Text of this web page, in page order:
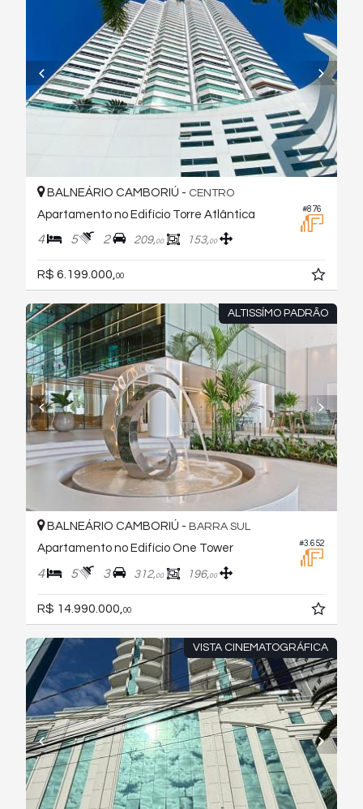
#876
BALNEÁRIO CAMBORIÚ - CENTRO
Apartamento no Edifício Torre Atlântica
4 5 2 209,00 153,00
R$ 6.199.000, 00
ALTISSÍMO PADRÃO
#3.652
BALNEÁRIO CAMBORIÚ - BARRA SUL
Apartamento no Edifício One Tower
4 5 3 312,00 196,00
R$ 14.990.000, 00
VISTA CINEMATOGRÁFICA